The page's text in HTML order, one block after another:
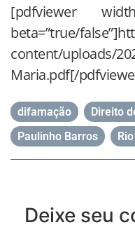
[pdfviewer
beta=”true/
content/uploads/
Maria.pdf[/
difamação Direito
Paulinho Barros
Deixe seu